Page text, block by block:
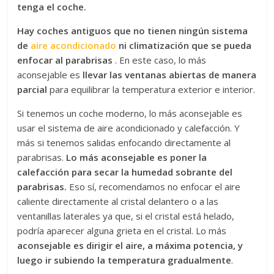
tenga el coche.
Hay coches antiguos que no tienen ningún sistema
de aire acondicionado ni climatización que se pueda
enfocar al parabrisas. En este caso, lo más
aconsejable es llevar las ventanas abiertas de manera
parcial para equilibrar la temperatura exterior e interior.
Si tenemos un coche moderno, lo más aconsejable es
usar el sistema de aire acondicionado y calefacción. Y
más si tenemos salidas enfocando directamente al
parabrisas. Lo más aconsejable es poner la
calefacción para secar la humedad sobrante del
parabrisas. Eso sí, recomendamos no enfocar el aire
caliente directamente al cristal delantero o a las
ventanillas laterales ya que, si el cristal está helado,
podría aparecer alguna grieta en el cristal. Lo más
aconsejable es dirigir el aire, a máxima potencia, y
luego ir subiendo la temperatura gradualmente.